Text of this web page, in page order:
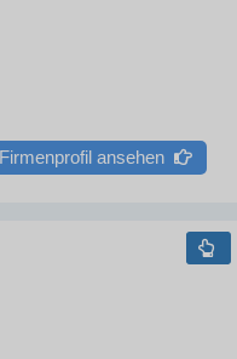
Firmenprofil ansehen